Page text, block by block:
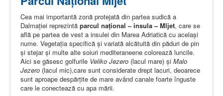
Cea mai importantă zonă protejată din partea sudică a
Dalmaţiei reprezintă parcul naţional – insula – Mljet, care se
află pe partea de vest a insulei din Marea Adriatică cu acelaşi
nume. Vegetaţia specifică şi variată alcătuită din păduri de pin
și stejar și multe alte soiuri mediteraneene colorează luncile.
Aici se găsesc golfurile Veliko Jezero (lacul mare) și Malo
Jezero (lacul mic),care sunt considerate drept lacuri, deoarece
sunt aproape despărțite de mare având canale foarte înguste
care le conectează cu apa mării.